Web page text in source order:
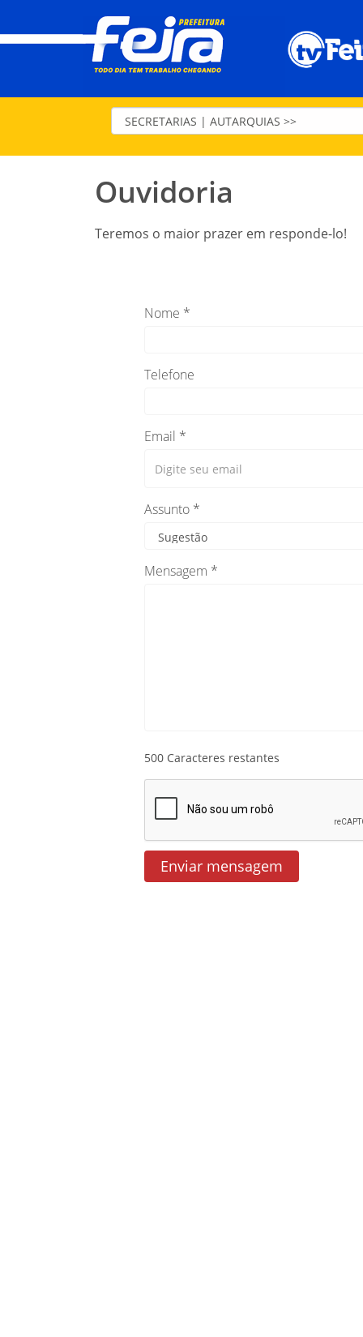
Ouvidoria
Teremos o maior prazer em responde-lo!
Nome *
Telefone
Email *
Assunto *
Mensagem *
500 Caracteres restantes
Enviar mensagem